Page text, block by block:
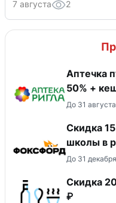
7 августа 2
Аптечка
50% +
До 31
Скидка
школы в
До 31
Скидка
₽